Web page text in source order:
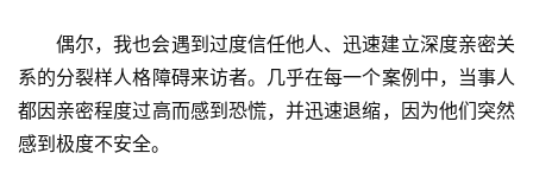
偶尔，我也会遇到过度信任他人、迅速建立深度亲密关
系的分裂样人格障碍来访者。几乎在每一个案例中，当事人
都因亲密程度过高而感到恐慌，并迅速退缩，因为他们突然
感到极度不安全。